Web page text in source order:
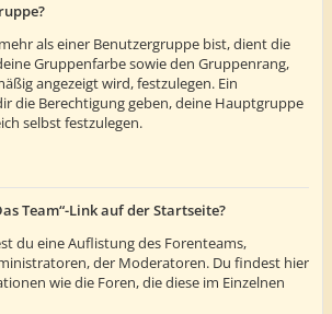
als einer Benutzergruppe bist, dient die
Gruppenfarbe sowie den Gruppenrang,
angezeigt wird, festzulegen. Ein
die Berechtigung geben, deine Hauptgruppe
selbst festzulegen.
Team“-Link auf der Startseite?
du eine Auflistung des Forenteams,
der Moderatoren. Du findest hier
wie die Foren, die diese im Einzelnen